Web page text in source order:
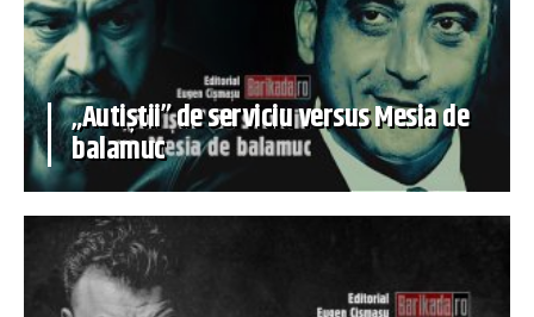
„Autiștii” de serviciu versus Mesia de
balamuc